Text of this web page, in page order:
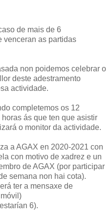
de mais de 6
venceran as partidas
non poidemos celebrar o
deste adestramento
actividade.
completemos os 12
ás que ten que asistir
o monitor da actividade.
a AGAX en 2020-2021 con
con motivo de xadrez e un
de AGAX (por participar
semana non hai cota).
ter a mensaxe de
6).